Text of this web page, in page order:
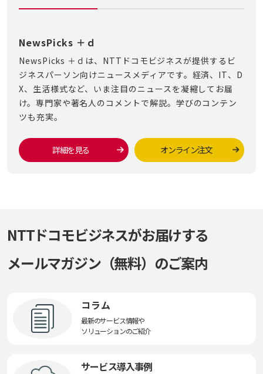
NewsPicks ＋ｄ
NewsPicks ＋ｄは、NTTドコモビジネスが提供するビ
ジネスパーソン向けニュースメディアです。経済、IT、D
X、生活様式など、いま注目のニュースを凝縮してお届
け。専門家や著名人のコメントで解説。学びのコンテン
ツも充実。
詳細を見る オンライン注文
NTTドコモビジネスがお届けする
メールマガジン（無料）のご案内
コラム
最新のサービス情報や
ソリューションのご紹介
サービス導入事例